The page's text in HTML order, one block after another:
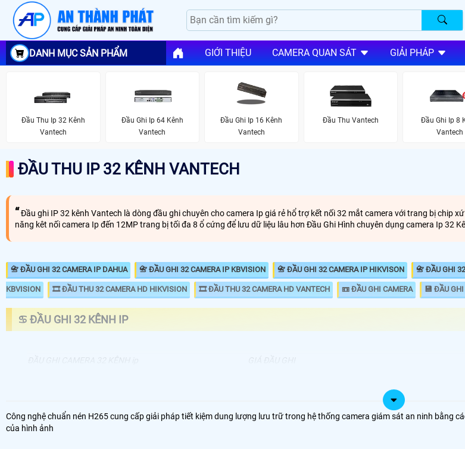
DANH MỤC SẢN PHẨM GIỚI THIỆU CAMERA QUAN SÁT GIẢI PHÁP
Đầu Thu Ip 32 Kênh
Vantech
Đầu Ghi Ip 64 Kênh
Vantech
Đầu Ghi Ip 16 Kênh
Vantech
Đầu Thu Vantech
Đầu Ghi Ip 8
Vantech
ĐẦU THU IP 32 KÊNH VANTECH
Đầu ghi IP 32 kênh Vantech là dòng đầu ghi chuyên cho camera Ip giá rẻ hổ trợ kết nối 32 mắt camera với trang bị chip
năng kêt nối camera Ip đến 12MP trang bị tối đa 8 ổ cứng để lưu dữ liệu lâu hơn Đầu Ghi Hình chuyên dụng camera Ip 32
📇 ĐẦU GHI 32 CAMERA IP DAHUA 📇 ĐẦU GHI 32 CAMERA IP KBVISION 📇 ĐẦU GHI 32 CAMERA IP HIKVISON 📇 ĐẦU GHI
KBVISION 🎞 ĐẦU THU 32 CAMERA HD HIKVISION 🎞 ĐẦU THU 32 CAMERA HD VANTECH 📼 ĐẦU GHI CAMERA 💾 ĐẦU
♋ ĐẦU GHI 32 KÊNH IP
DS-7732NI-K4/16P
🗄 Đầu Thu Camera IP 32 Kênh Giá Rẻ
Công nghệ chuẩn nén H265 cung cấp giải pháp tiết kiệm dung lượng lưu trữ trong hệ thống camera giám sát an ninh bằng
của hình ảnh